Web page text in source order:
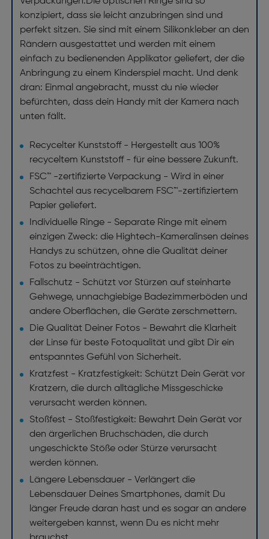
konzipiert, dass sie leicht anzubringen sind und
perfekt sitzen. Sie sind mit einem Silikonkleber an den
Rändern ausgestattet und werden mit einem
einfach zu bedienenden Applikator geliefert, der die
Anbringung zu einem Kinderspiel macht. Und denk
dran: Einmal angebracht, musst du nie wieder
befürchten, dass dein Handy mit der Kamera nach
unten fällt.
Recycelter Kunststoff - Hergestellt aus 100%
recyceltem Kunststoff - für eine bessere Zukunft.
FSC™ -zertifizierte Verpackung - Wird in einer
Schachtel aus recycelbarem FSC™-zertifiziertem
Papier geliefert.
Individuelle Ringe - Separate Ringe mit einem
einzigen Zweck: die Hightech-Kameralinsen deines
Handys zu schützen, ohne die Qualität deiner
Fotos zu beeinträchtigen.
Fallschutz - Schützt vor Stürzen auf steinharte
Gehwege, unnachgiebige Badezimmerböden und
andere Oberflächen, die Geräte zerschmettern.
Die Qualität Deiner Fotos - Bewahrt die Klarheit
der Linse für beste Fotoqualität und gibt Dir ein
entspanntes Gefühl von Sicherheit.
Kratzfest - Kratzfestigkeit: Schützt Dein Gerät vor
Kratzern, die durch alltägliche Missgeschicke
verursacht werden können.
Stoßfest - Stoßfestigkeit: Bewahrt Dein Gerät vor
den ärgerlichen Bruchschäden, die durch
ungeschickte Stöße oder Stürze verursacht
werden können.
Längere Lebensdauer - Verlängert die
Lebensdauer Deines Smartphones, damit Du
länger Freude daran hast und es sogar an andere
weitergeben kannst, wenn Du es nicht mehr